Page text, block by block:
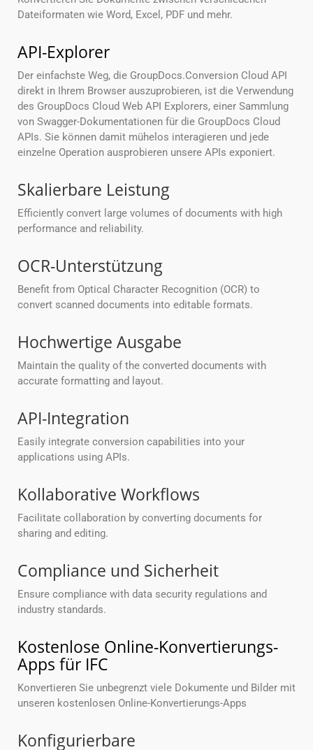
Dateiformaten wie Word, Excel, PDF und mehr.
API-Explorer
Der einfachste Weg, die GroupDocs.Conversion Cloud API
direkt in Ihrem Browser auszuprobieren, ist die Verwendung
des GroupDocs Cloud Web API Explorers, einer Sammlung
von Swagger-Dokumentationen für die GroupDocs Cloud
APIs. Sie können damit mühelos interagieren und jede
einzelne Operation ausprobieren unsere APIs exponiert.
Skalierbare Leistung
Efficiently convert large volumes of documents with high
performance and reliability.
OCR-Unterstützung
Benefit from Optical Character Recognition (OCR) to
convert scanned documents into editable formats.
Hochwertige Ausgabe
Maintain the quality of the converted documents with
accurate formatting and layout.
API-Integration
Easily integrate conversion capabilities into your
applications using APIs.
Kollaborative Workflows
Facilitate collaboration by converting documents for
sharing and editing.
Compliance und Sicherheit
Ensure compliance with data security regulations and
industry standards.
Kostenlose Online-Konvertierungs-
Apps für IFC
Konvertieren Sie unbegrenzt viele Dokumente und Bilder mit
unseren kostenlosen Online-Konvertierungs-Apps
Konfigurierbare